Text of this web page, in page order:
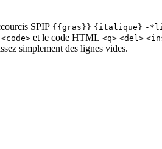
SPIP {{gras}} {italique} -
<code> et le code HTML <q> <del>
simplement des lignes vides.